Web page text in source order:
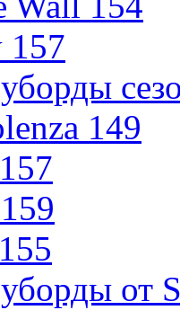
157
149
от